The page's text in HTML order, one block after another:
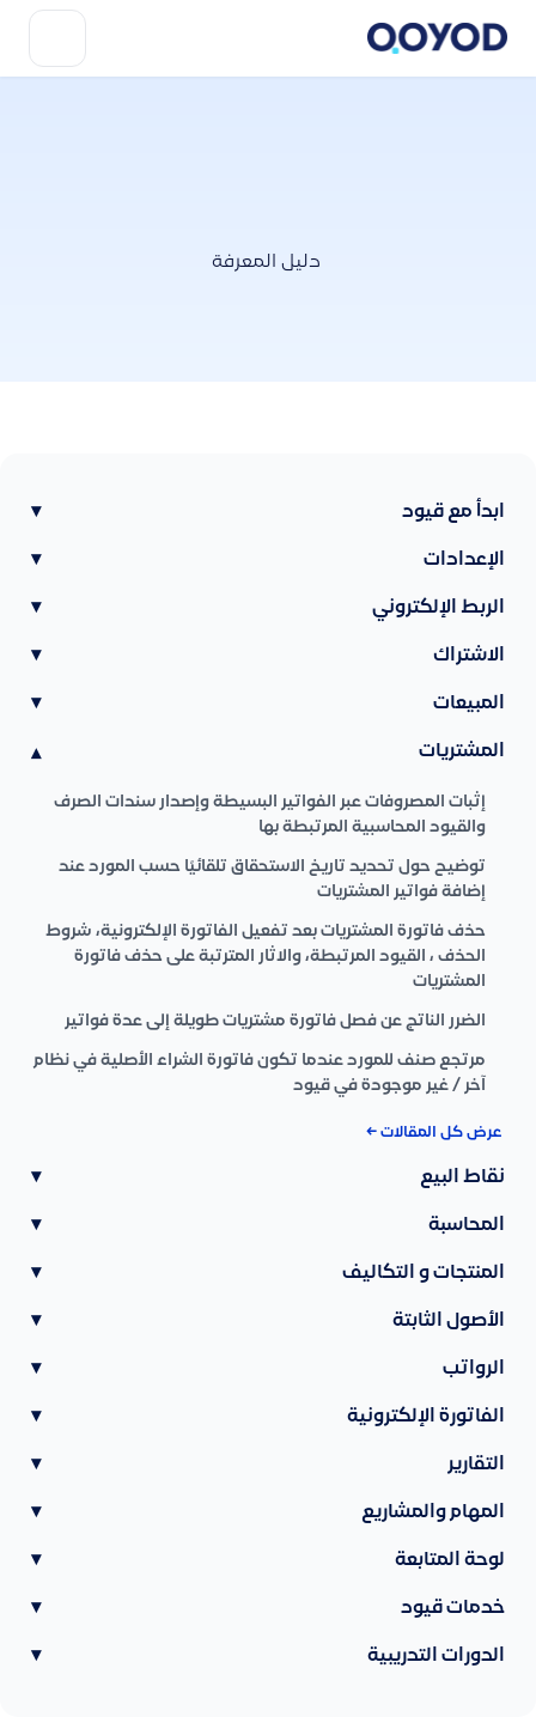
دليل المعرفة
ابدأ مع قيود ▾
الإعدادات ▾
الربط الإلكتروني ▾
الاشتراك ▾
المبيعات ▾
المشتريات ▾
إثبات المصروفات عبر الفواتير البسيطة وإصدار سندات الصرف
والقيود المحاسبية المرتبطة بها
توضيح حول تحديد تاريخ الاستحقاق تلقائيًا حسب المورد عند
إضافة فواتير المشتريات
حذف فاتورة المشتريات بعد تفعيل الفاتورة الإلكترونية، شروط
الحذف ، القيود المرتبطة، والاثار المترتبة على حذف فاتورة
المشتريات
الضرر الناتج عن فصل فاتورة مشتريات طويلة إلى عدة فواتير
مرتجع صنف للمورد عندما تكون فاتورة الشراء الأصلية في نظام
آخر / غير موجودة في قيود
عرض كل المقالات ←
نقاط البيع ▾
المحاسبة ▾
المنتجات و التكاليف ▾
الأصول الثابتة ▾
الرواتب ▾
الفاتورة الإلكترونية ▾
التقارير ▾
المهام والمشاريع ▾
لوحة المتابعة ▾
خدمات قيود ▾
الدورات التدريبية ▾